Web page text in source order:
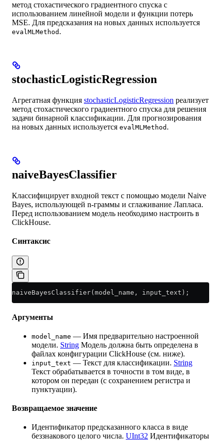
метод стохастического градиентного спуска с
использованием линейной модели и функции потерь
MSE. Для предсказания на новых данных используется
evalMLMethod .
stochasticLogisticRegression
Агрегатная функция stochasticLogisticRegression реализует
метод стохастического градиентного спуска для решения
задачи бинарной классификации. Для прогнозирования
на новых данных используется evalMLMethod .
naiveBayesClassifier
Классифицирует входной текст с помощью модели Naive
Bayes, использующей n-граммы и сглаживание Лапласа.
Перед использованием модель необходимо настроить в
ClickHouse.
Синтаксис
naiveBayesClassifier(model_name, input_text);
Аргументы
model_name — Имя предварительно настроенной
модели. String Модель должна быть определена в
файлах конфигурации ClickHouse (см. ниже).
input_text — Текст для классификации. String
Текст обрабатывается в точности в том виде, в
котором он передан (с сохранением регистра и
пунктуации).
Возвращаемое значение
Идентификатор предсказанного класса в виде
беззнакового целого числа. UInt32 Идентификаторы